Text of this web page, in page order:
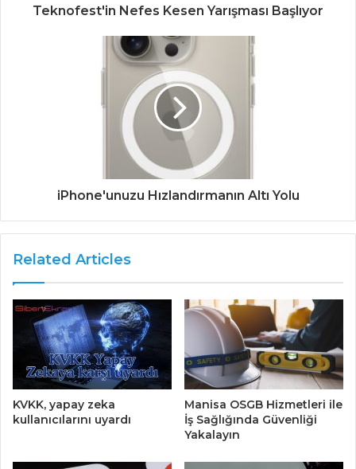
Teknofest'in Nefes Kesen Yarışması Başlıyor
iPhone'unuzu Hızlandırmanın Altı Yolu
Related Articles
KVKK, yapay zeka
kullanıcılarını uyardı
Manisa OSGB Hizmetleri ile
İş Sağlığında Güvenliği
Yakalayın